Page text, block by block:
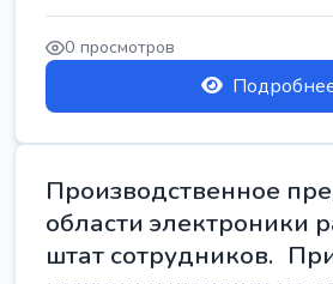
0 просмотров
Производственное
области электроники
штат сотрудников.